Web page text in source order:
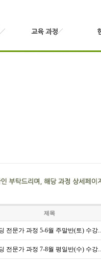
제목
전문가 과정 5-6월 주말반(토) 수강..
전문가 과정 7-8월 평일반(수) 수강..